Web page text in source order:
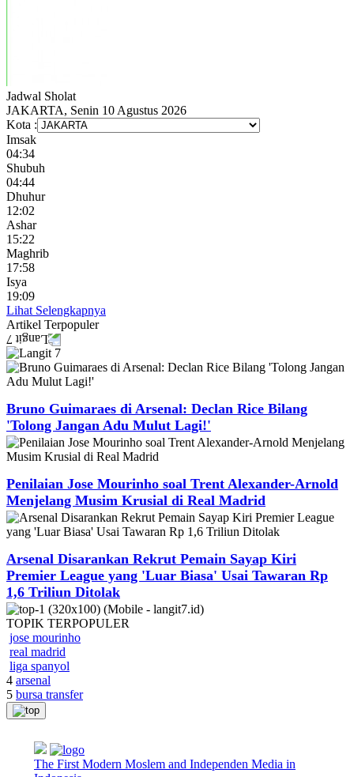
Jadwal Sholat
JAKARTA, Senin 10 Agustus 2026
Kota :
Imsak
04:34
Shubuh
04:44
Dhuhur
12:02
Ashar
15:22
Maghrib
17:58
Isya
19:09
Lihat Selengkapnya
Artikel Terpopuler
Bruno Guimaraes di Arsenal: Declan Rice Bilang
'Tolong Jangan Adu Mulut Lagi!'
Penilaian Jose Mourinho soal Trent Alexander-Arnold
Menjelang Musim Krusial di Real Madrid
Arsenal Disarankan Rekrut Pemain Sayap Kiri
Premier League yang 'Luar Biasa' Usai Tawaran Rp
1,6 Triliun Ditolak
TOPIK TERPOPULER
jose mourinho
real madrid
liga spanyol
4 arsenal
5 bursa transfer
The First Modern Moslem and Independen Media in